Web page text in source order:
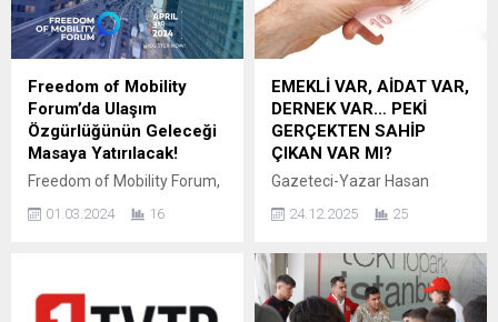
Freedom of Mobility
Forum’da Ulaşım
Özgürlüğünün Geleceği
Masaya Yatırılacak!
Freedom of Mobility Forum,
Düzenlenecek Olan
Mobility Forum’da Ulaşım
Özgürlüğünün Geleceği
01.03.2024 16
EMEKLİ VAR, AİDAT VAR,
DERNEK VAR… PEKİ
GERÇEKTEN SAHİP
ÇIKAN VAR MI?
Gazeteci-Yazar Hasan
sarsıcı gerçekler… Bir
ömrün alın terine karşılık
huzur, dinlenme ve insanca
yaşam demekti. Bugün ise
24.12.2025 25